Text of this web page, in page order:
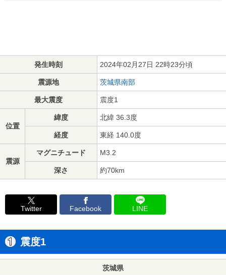
発生時刻 2024年02月27日 22時23分頃
震源地 茨城県南部
最大震度 震度1
位置
緯度 北緯 36.3度
経度 東経 140.0度
震源
マグニチュード M3.2
深さ 約70km
Twitter Facebook LINE
震度1
茨城県